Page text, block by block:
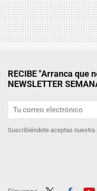
RECIBE "Arranca que
NEWSLETTER
Suscribiéndote aceptas nuestra